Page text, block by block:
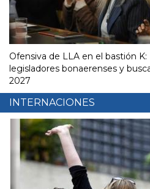
Ofensiva de LLA en el bastión
legisladores bonaerenses y
2027
INTERNACIONES